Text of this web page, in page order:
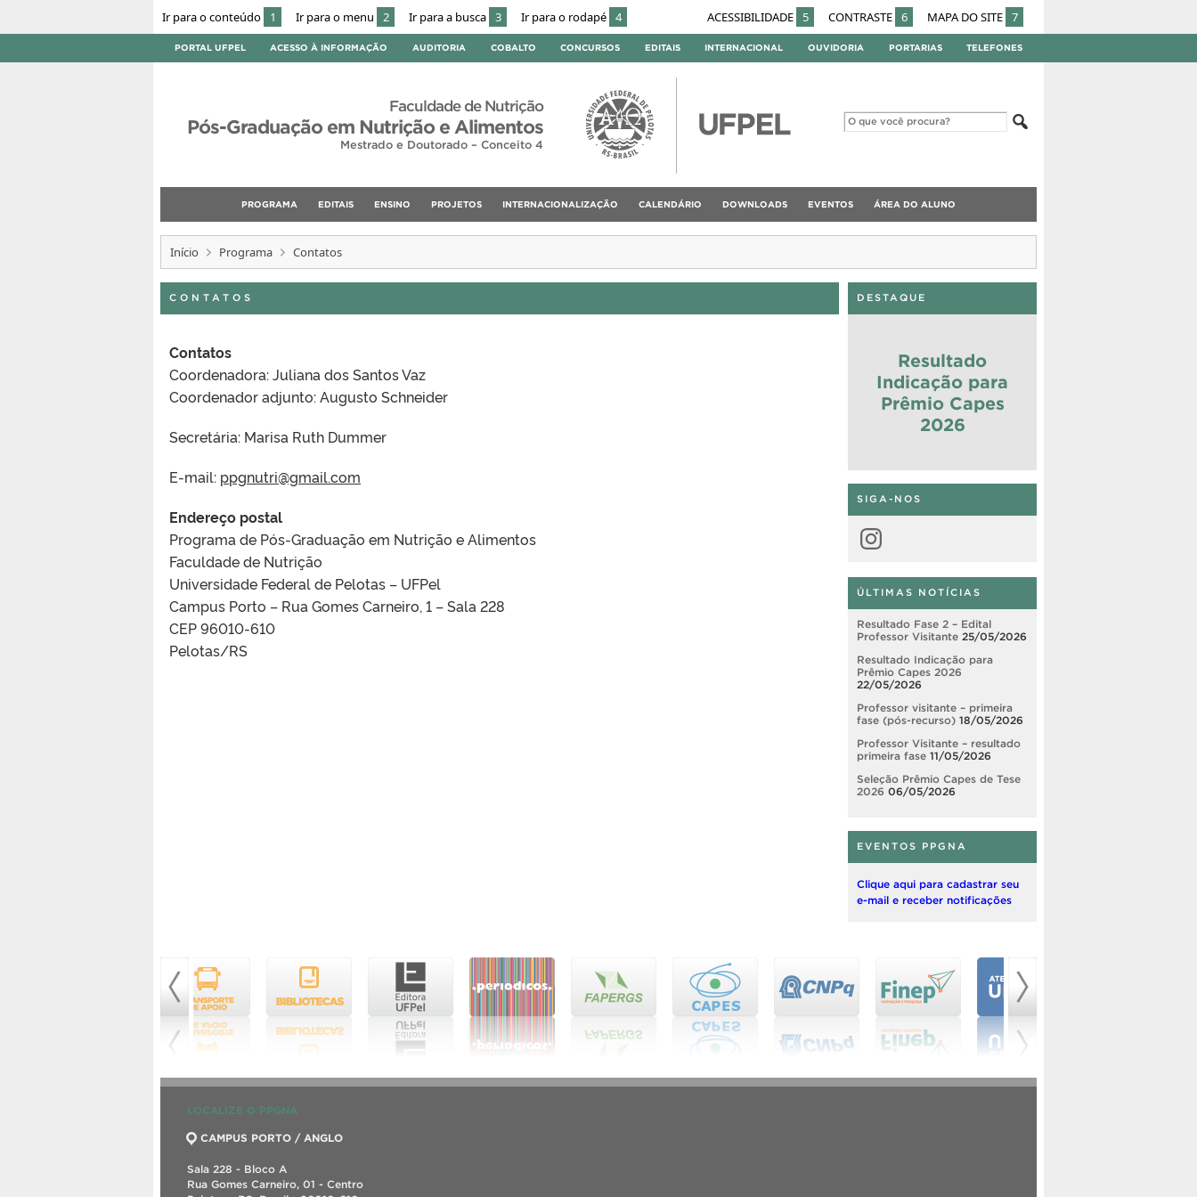
Ir para o conteúdo 1 Ir para o menu 2 Ir para a busca 3 Ir para o rodapé 4 ACESSIBILIDADE 5 CONTRASTE 6 MAPA DO SITE 7
PORTAL UFPEL ACESSO À INFORMAÇÃO AUDITORIA COBALTO CONCURSOS EDITAIS INTERNACIONAL OUVIDORIA PORTARIAS TELEFONES
Faculdade de Nutrição
Pós-Graduação em Nutrição e Alimentos
Mestrado e Doutorado – Conceito 4
PROGRAMA EDITAIS ENSINO PROJETOS INTERNACIONALIZAÇÃO CALENDÁRIO DOWNLOADS EVENTOS ÁREA DO ALUNO
Início Programa Contatos
CONTATOS
Contatos
Coordenadora: Juliana dos Santos Vaz
Coordenador adjunto: Augusto Schneider
Secretária: Marisa Ruth Dummer
E-mail: ppgnutri@gmail.com
Endereço postal
Programa de Pós-Graduação em Nutrição e Alimentos
Faculdade de Nutrição
Universidade Federal de Pelotas – UFPel
Campus Porto – Rua Gomes Carneiro, 1 – Sala 228
CEP 96010-610
Pelotas/RS
DESTAQUE
Resultado
Indicação para
Prêmio Capes
2026
SIGA-NOS
Instagram
ÚLTIMAS NOTÍCIAS
Resultado Fase 2 – Edital
Professor Visitante 25/05/2026
Resultado Indicação para
Prêmio Capes 2026
22/05/2026
Professor visitante – primeira
fase (pós-recurso) 18/05/2026
Professor Visitante – resultado
primeira fase 11/05/2026
Seleção Prêmio Capes de Tese
2026 06/05/2026
EVENTOS PPGNA
Clique aqui para cadastrar seu
e-mail e receber notificações
LOCALIZE O PPGNA
CAMPUS PORTO / ANGLO
Sala 228 - Bloco A
Rua Gomes Carneiro, 01 - Centro